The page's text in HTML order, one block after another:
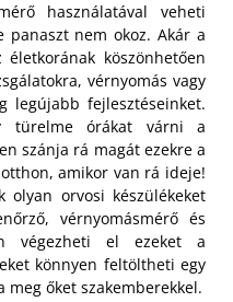
használatával veheti
panaszt nem okoz. Akár a
köszönhetően
vérnyomás vagy
legújabb fejlesztéseinket.
türelme órákat várni a
szánja rá magát ezekre a
amikor van rá ideje!
olyan orvosi készülékeket
vérnyomásmérő és
végezheti el ezeket a
könnyen feltöltheti egy
őket szakemberekkel.